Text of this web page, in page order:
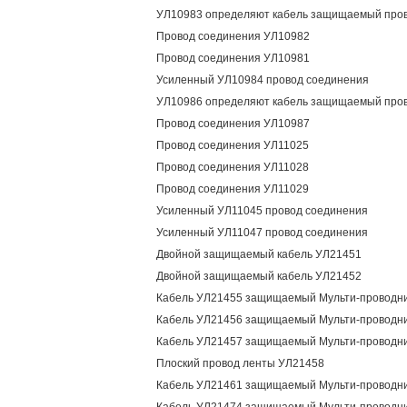
УЛ10983 определяют кабель защищаемый
Провод соединения УЛ10982
Провод соединения УЛ10981
Усиленный УЛ10984 провод соединения
УЛ10986 определяют кабель защищаемый
Провод соединения УЛ10987
Провод соединения УЛ11025
Провод соединения УЛ11028
Провод соединения УЛ11029
Усиленный УЛ11045 провод соединения
Усиленный УЛ11047 провод соединения
Двойной защищаемый кабель УЛ21451
Двойной защищаемый кабель УЛ21452
Кабель УЛ21455 защищаемый Мульти-
Кабель УЛ21456 защищаемый Мульти-
Кабель УЛ21457 защищаемый Мульти-
Плоский провод ленты УЛ21458
Кабель УЛ21461 защищаемый Мульти-